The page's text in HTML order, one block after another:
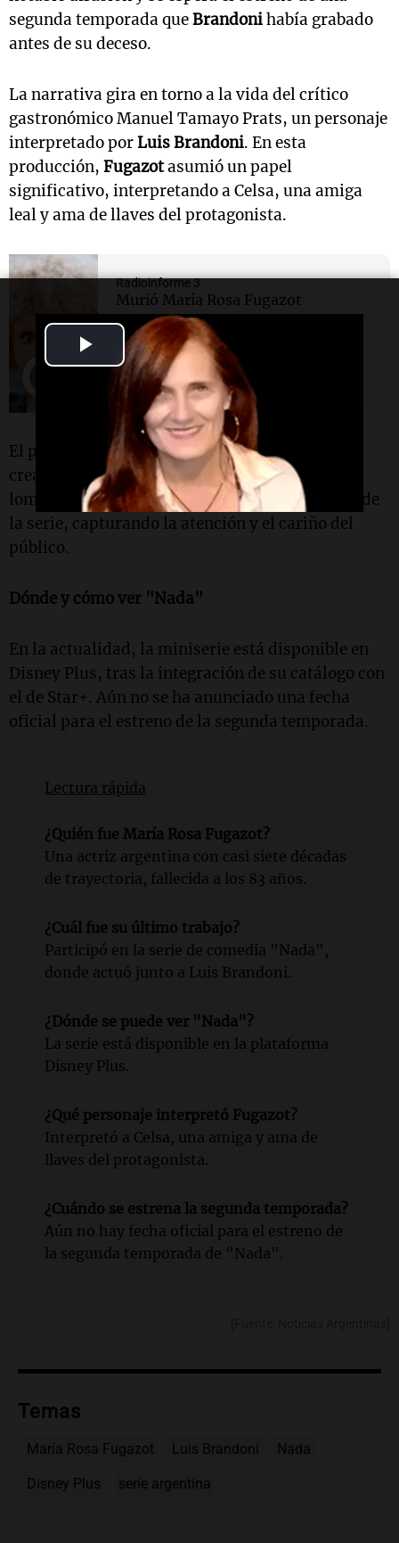
Play
Video
segunda temporada queBrandonihabía grabado
antes de su deceso.
La narrativa gira en torno a la vida del crítico
gastronómico Manuel Tamayo Prats, un personaje
interpretado porLuis Brandoni. En esta
producción, Fugazotasumió un papel
significativo, interpretando a Celsa, una amiga
leal y ama de llaves del protagonista.
Radioinforme 3
Murió María Rosa Fugazot
El personaje deFugazotse destaca por ser la
creadora de una famosa receta de milanesa de
lomo, que se convierte en un símbolo a lo largo de
la serie, capturando la atención y el cariño del
público.
Dónde y cómo ver "Nada"
En la actualidad, la miniserie está disponible en
Disney Plus, tras la integración de su catálogo con
el de Star+. Aún no se ha anunciado una fecha
oficial para el estreno de la segunda temporada.
Lectura rápida
¿Quién fue María Rosa Fugazot?
Una actriz argentina con casi siete décadas
de trayectoria, fallecida a los 83 años.
¿Cuál fue su último trabajo?
Participó en la serie de comedia "Nada",
donde actuó junto a Luis Brandoni.
¿Dónde se puede ver "Nada"?
La serie está disponible en la plataforma
Disney Plus.
¿Qué personaje interpretó Fugazot?
Interpretó a Celsa, una amiga y ama de
llaves del protagonista.
¿Cuándo se estrena la segunda temporada?
Aún no hay fecha oficial para el estreno de
la segunda temporada de "Nada".
Temas
María Rosa Fugazot Luis Brandoni Nada
Disney Plus serie argentina